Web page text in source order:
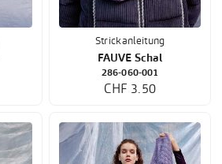
Strickanleitung
FAUVE Schal
286-060-001
CHF 3.50